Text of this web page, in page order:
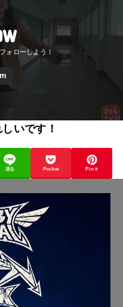
いです！
送る Pocket Pin it